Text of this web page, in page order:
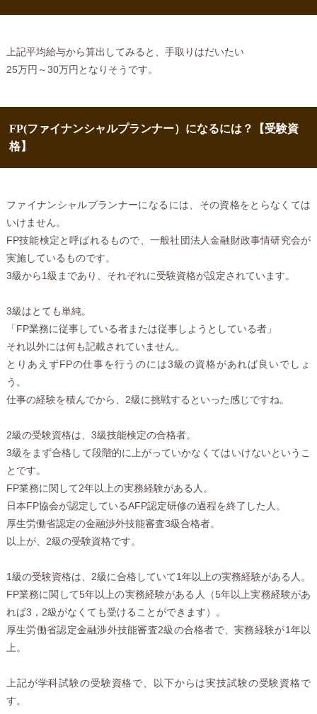
上記平均給与から算出してみると、手取りはだいたい
25万円～30万円となりそうです。
FP(ファイナンシャルプランナー）になるには？【受験資
格】
ファイナンシャルプランナーになるには、その資格をとらなくては
いけません。
FP技能検定と呼ばれるもので、一般社団法人金融財政事情研究会が
実施しているものです。
3級から1級まであり、それぞれに受験資格が設定されています。
3級はとても単純。
「FP業務に従事している者または従事しようとしている者」
それ以外には何も記載されていません。
とりあえずFPの仕事を行うのには3級の資格があれば良いでしょ
う。
仕事の経験を積んでから、2級に挑戦するといった感じですね。
2級の受験資格は、3級技能検定の合格者。
3級をまず合格して段階的に上がっていかなくてはいけないというこ
とです。
FP業務に関して2年以上の実務経験がある人。
日本FP協会が認定しているAFP認定研修の過程を終了した人。
厚生労働省認定の金融渉外技能審査3級合格者。
以上が、2級の受験資格です。
1級の受験資格は、2級に合格していて1年以上の実務経験がある人。
FP業務に関して5年以上の実務経験がある人（5年以上実務経験があ
れば3，2級がなくても受けることができます）。
厚生労働省認定金融渉外技能審査2級の合格者で、実務経験が1年以
上。
上記が学科試験の受験資格で、以下からは実技試験の受験資格で
す。